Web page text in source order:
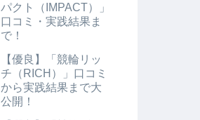
パクト（IMPACT）」
口コミ・実践結果ま
で！
【優良】「競輪リッ
チ（RICH）」口コミ
から実践結果まで大
公開！